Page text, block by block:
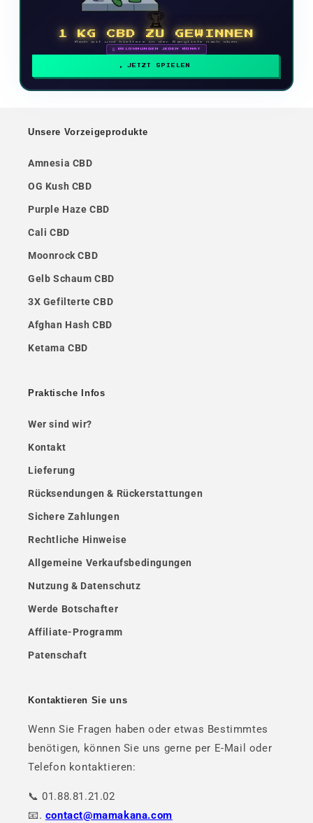
🏆
1 KG CBD ZU GEWINNEN
Mach mit und klettere in der Rangliste nach oben
🗓 BELOHNUNGEN JEDEN MONAT
JETZT SPIELEN
Unsere Vorzeigeprodukte
Amnesia CBD
OG Kush CBD
Purple Haze CBD
Cali CBD
Moonrock CBD
Gelb Schaum CBD
3X Gefilterte CBD
Afghan Hash CBD
Ketama CBD
Praktische Infos
Wer sind wir?
Kontakt
Lieferung
Rücksendungen & Rückerstattungen
Sichere Zahlungen
Rechtliche Hinweise
Allgemeine Verkaufsbedingungen
Nutzung & Datenschutz
Werde Botschafter
Affiliate-Programm
Patenschaft
Kontaktieren Sie uns
Wenn Sie Fragen haben oder etwas Bestimmtes
benötigen, können Sie uns gerne per E-Mail oder
Telefon kontaktieren:
📞 01.88.81.21.02
📧. contact@mamakana.com